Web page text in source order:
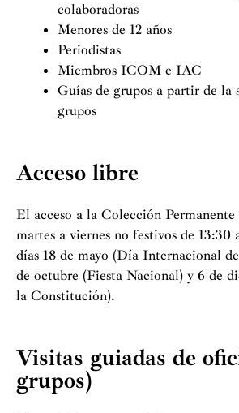
colaboradoras
Menores de 12 años
Periodistas
Miembros ICOM e IAC
Guías de grupos a partir de la
grupos
Acceso libre
El acceso a la Colección
martes a viernes no festivos de 13:30
días 18 de mayo (Día Internacional
de octubre (Fiesta Nacional) y 6 de
la Constitución).
Visitas guiadas de
grupos)